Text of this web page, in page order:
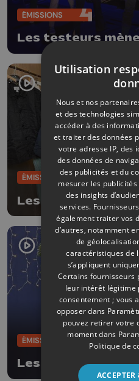
ÉMISSIONS
Les testeurs
ÉMISSIONS
Les testeurs
ÉMISSIONS
Utilisation
Nous et nos
et des technologies
accéder à des
et traiter des données
votre adresse IP, des
des données de
des publicités et du
mesurer les
des insights
services.
également traiter vos
d’autres, notamment
de
caractéristiques de
s’appliquent
Certains fournisseurs
leur intérêt légitime
consentement ; vous
opposer dans
pouvez retirer votre
moment dans
Politique de